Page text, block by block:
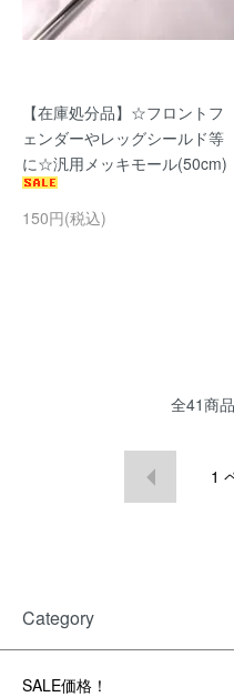
【在庫処分品】☆フロントフ
ェンダーやレッグシールド等
に☆汎用メッキモール(50cm)
150円(税込)
全41商
1
Category
SALE価格！